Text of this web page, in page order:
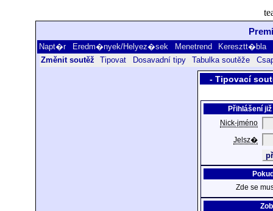
Napt�r Eredm�nyek/Helyez�sek Menetrend Keresztt�bla
Změnit soutěž Tipovat Dosavadní tipy Tabulka soutěže
- Tipovací
Přihlášení
Nick-jméno
Jelsz�
Zde se